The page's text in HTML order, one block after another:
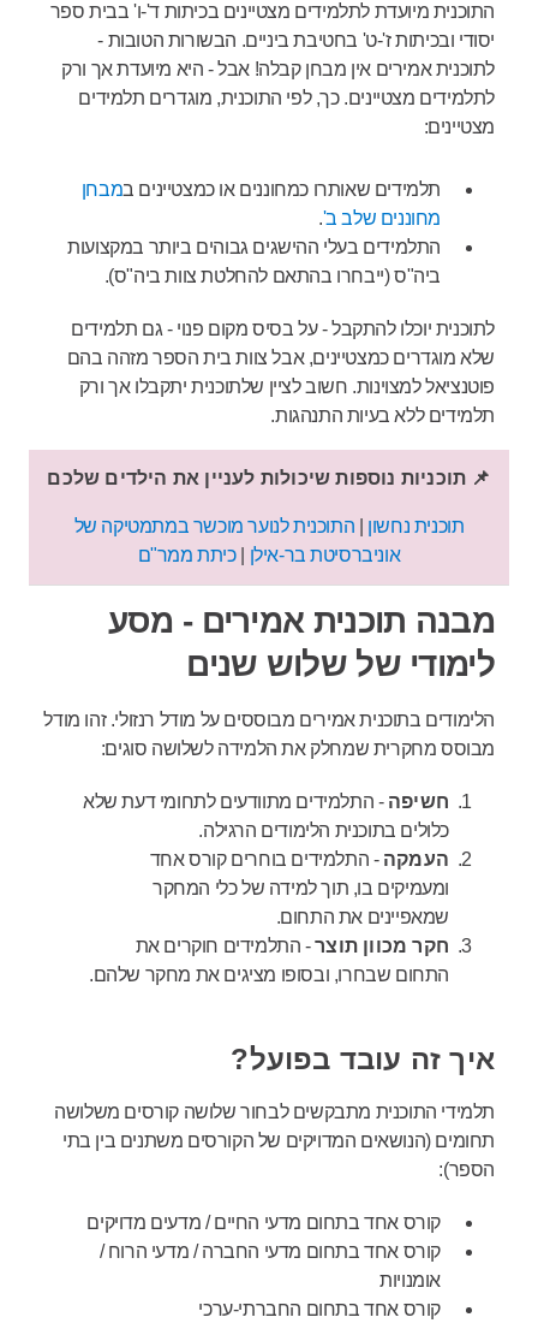
התוכנית מיועדת לתלמידים מצטיינים בכיתות ד'-ו' בבית ספר
יסודי ובכיתות ז'-ט' בחטיבת ביניים. הבשורות הטובות -
לתוכנית אמירים אין מבחן קבלה! אבל - היא מיועדת אך ורק
לתלמידים מצטיינים. כך, לפי התוכנית, מוגדרים תלמידים
מצטיינים:
תלמידים שאותרו כמחוננים או כמצטיינים במבחן
מחוננים שלב ב'.
התלמידים בעלי ההישגים גבוהים ביותר במקצועות
ביה"ס (ייבחרו בהתאם להחלטת צוות ביה"ס).
לתוכנית יוכלו להתקבל - על בסיס מקום פנוי - גם תלמידים
שלא מוגדרים כמצטיינים, אבל צוות בית הספר מזהה בהם
פוטנציאל למצוינות. חשוב לציין שלתוכנית יתקבלו אך ורק
תלמידים ללא בעיות התנהגות.
📌 תוכניות נוספות שיכולות לעניין את הילדים שלכם
תוכנית נחשון
התוכנית לנוער מוכשר במתמטיקה של
אוניברסיטת בר-אילן |כיתת ממר"ם
מבנה תוכנית אמירים - מסע
לימודי של שלוש שנים
הלימודים בתוכנית אמירים מבוססים על מודל רנזולי. זהו מודל
מבוסס מחקרית שמחלק את הלמידה לשלושה סוגים:
חשיפה - התלמידים מתוודעים לתחומי דעת שלא
כלולים בתוכנית הלימודים הרגילה.
העמקה - התלמידים בוחרים קורס אחד
ומעמיקים בו, תוך למידה של כלי המחקר
שמאפיינים את התחום.
חקר מכוון תוצר- התלמידים חוקרים את
התחום שבחרו, ובסופו מציגים את מחקר שלהם.
איך זה עובד בפועל?
תלמידי התוכנית מתבקשים לבחור שלושה קורסים משלושה
תחומים (הנושאים המדויקים של הקורסים משתנים בין בתי
הספר):
קורס אחד בתחום מדעי החיים / מדעים מדויקים
קורס אחד בתחום מדעי החברה / מדעי הרוח /
אומנויות
קורס אחד בתחום החברתי-ערכי